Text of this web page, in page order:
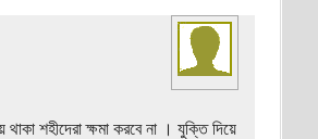
শহীদেরা ক্ষমা করবে না । যুক্তি দিয়ে